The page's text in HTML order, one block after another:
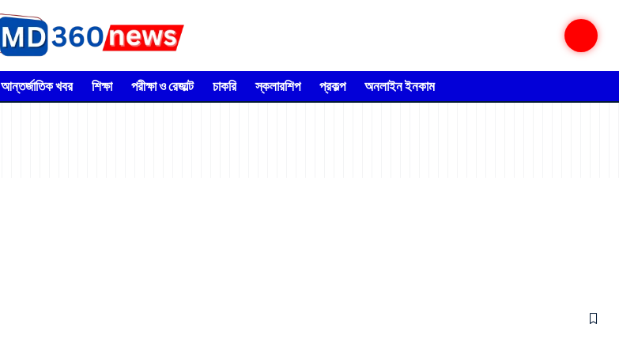
আন্তর্জাতিক খবর শিক্ষা পরীক্ষা ও রেজাল্ট চাকরি স্কলারশিপ প্রকল্প অনলাইন ইনকাম